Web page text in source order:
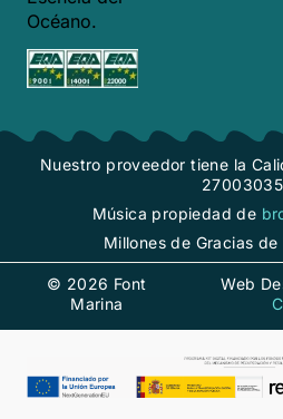
Océano.
Nuestro proveedor tiene la
Música propiedad de
Millones de Gracias
© 2026 Font
Marina
Web